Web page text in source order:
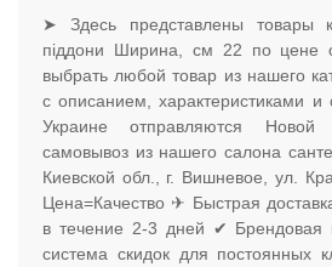
➤ Здесь представлены товары
піддони Ширина, см 22 по цене
выбрать любой товар из нашего
с описанием, характеристиками
Украине отправляются Новой
самовывоз из нашего салона
Киевской обл., г. Вишневое, ул.
Цена=Качество ✈ Быстрая
в течение 2-3 дней ✔ Брендовая
система скидок для постоянных